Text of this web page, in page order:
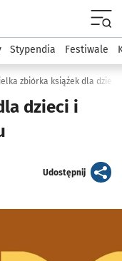
Kultura
Stypendia Festiwale
zbiórka książek dla dzieci
dzieci i
Udostępnijartykuł